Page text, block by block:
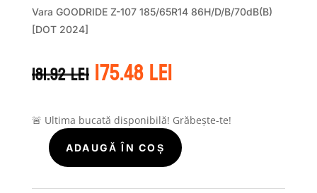
Vara GOODRIDE Z-107 185/65R14 86H/D/B/70dB(B)
[DOT 2024]
181.92lei Prețul
inițial
fost:
181.92 lei.
175.48leiPrețul
curent
175.48 lei.
🚨 Ultima bucată disponibilă! Grăbește-te!
Cantitate
GOODRIDE
ZUPERECO
ADAUGĂ ÎN COȘ